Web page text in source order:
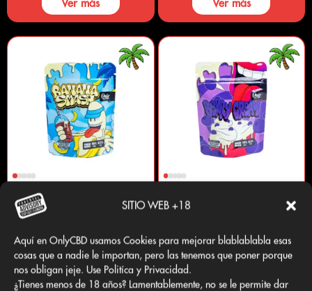
SITIO WEB +18
Aquí en OnlyCBD usamos Cookies para mejorar blablablabla esas
cosas que a nadie le importan, pero las tenemos que poner porque
nos obligan jeje. Use Politíca y Privacidad.
¿Tienes menos de 18 años? Lamentablemente, no se le permite dar
BANANA SMASH CBD
3,5 G 5 G 10 G
Ver más
BERRY CREAM CBD
3,5 G 5 G 10 G